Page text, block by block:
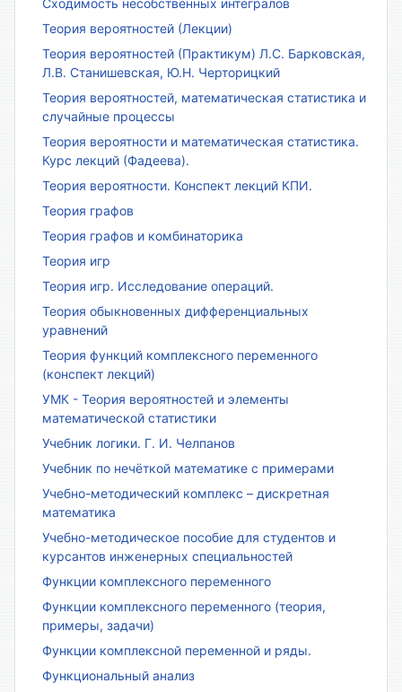
Сходимость несобственных интегралов
Теория вероятностей (Лекции)
Теория вероятностей (Практикум) Л.С. Барковская,
Л.В. Станишевская, Ю.Н. Черторицкий
Теория вероятностей, математическая статистика и
случайные процессы
Теория вероятности и математическая статистика.
Курс лекций (Фадеева).
Теория вероятности. Конспект лекций КПИ.
Теория графов
Теория графов и комбинаторика
Теория игр
Теория игр. Исследование операций.
Теория обыкновенных дифференциальных
уравнений
Теория функций комплексного переменного
(конспект лекций)
УМК - Теория вероятностей и элементы
математической статистики
Учебник логики. Г. И. Челпанов
Учебник по нечёткой математике с примерами
Учебно-методический комплекс – дискретная
математика
Учебно-методическое пособие для студентов и
курсантов инженерных специальностей
Функции комплексного переменного
Функции комплексного переменного (теория,
примеры, задачи)
Функции комплексной переменной и ряды.
Функциональный анализ